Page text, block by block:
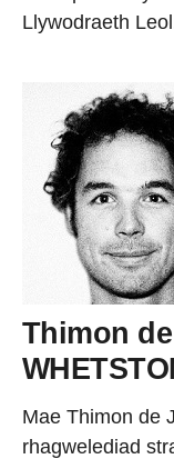
Llywodraeth
Thimon
Mae Thimon de
rhagwelediad